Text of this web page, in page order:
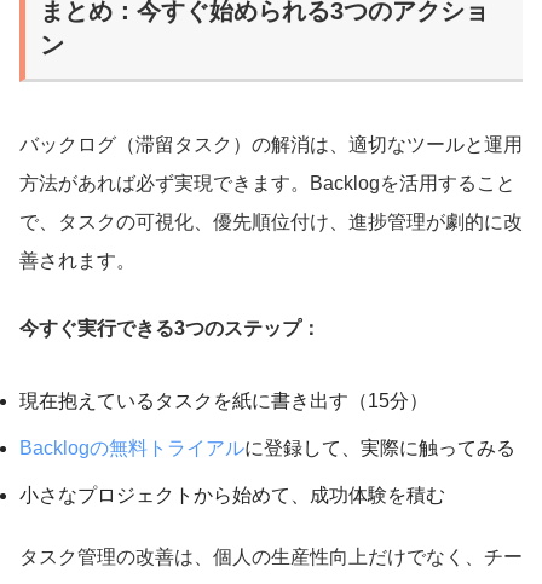
まとめ：今すぐ始められる3つのアクショ
ン
バックログ（滞留タスク）の解消は、適切なツールと運用
方法があれば必ず実現できます。Backlogを活用すること
で、タスクの可視化、優先順位付け、進捗管理が劇的に改
善されます。
今すぐ実行できる3つのステップ：
現在抱えているタスクを紙に書き出す（15分）
Backlogの無料トライアルに登録して、実際に触ってみる
小さなプロジェクトから始めて、成功体験を積む
タスク管理の改善は、個人の生産性向上だけでなく、チー